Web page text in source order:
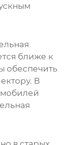
ближе к
обеспечить
В